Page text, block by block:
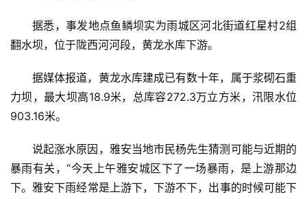
据悉，事发地点鱼鳞坝实为雨城区河北街道红星村2组
翻水坝，位于陇西河河段，黄龙水库下游。
据媒体报道，黄龙水库建成已有数十年，属于浆砌石重
力坝，最大坝高18.9米，总库容272.3万立方米，汛限水位
903.16米。
说起涨水原因，雅安当地市民杨先生猜测可能与近期的
暴雨有关，“今天上午雅安城区下了一场暴雨，是上游那边
下。雅安下雨经常是上游下，下游不下，出事的时候可能下